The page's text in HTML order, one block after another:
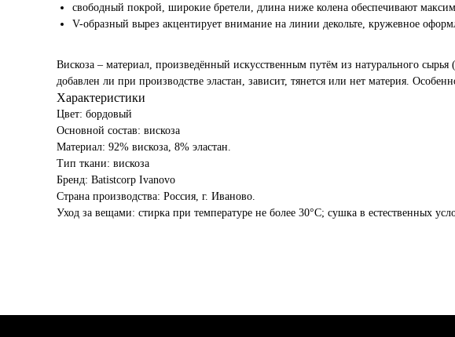
свободный покрой, широкие бретели, длина ниже колена обеспечивают
V-образный вырез акцентирует внимание на линии декольте, кружевное
Вискоза – материал, произведённый искусственным путём из натурального
добавлен ли при производстве эластан, зависит, тянется или нет материя.
Характеристики
Цвет: бордовый
Основной состав: вискоза
Материал: 92% вискоза, 8% эластан.
Тип ткани: вискоза
Бренд: Batistcorp Ivanovo
Страна производства: Россия, г. Иваново.
Уход за вещами: стирка при температуре не более 30°C; сушка в естественных